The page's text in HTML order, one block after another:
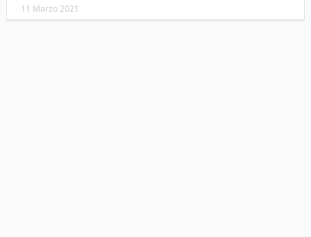
11 Marzo 2021